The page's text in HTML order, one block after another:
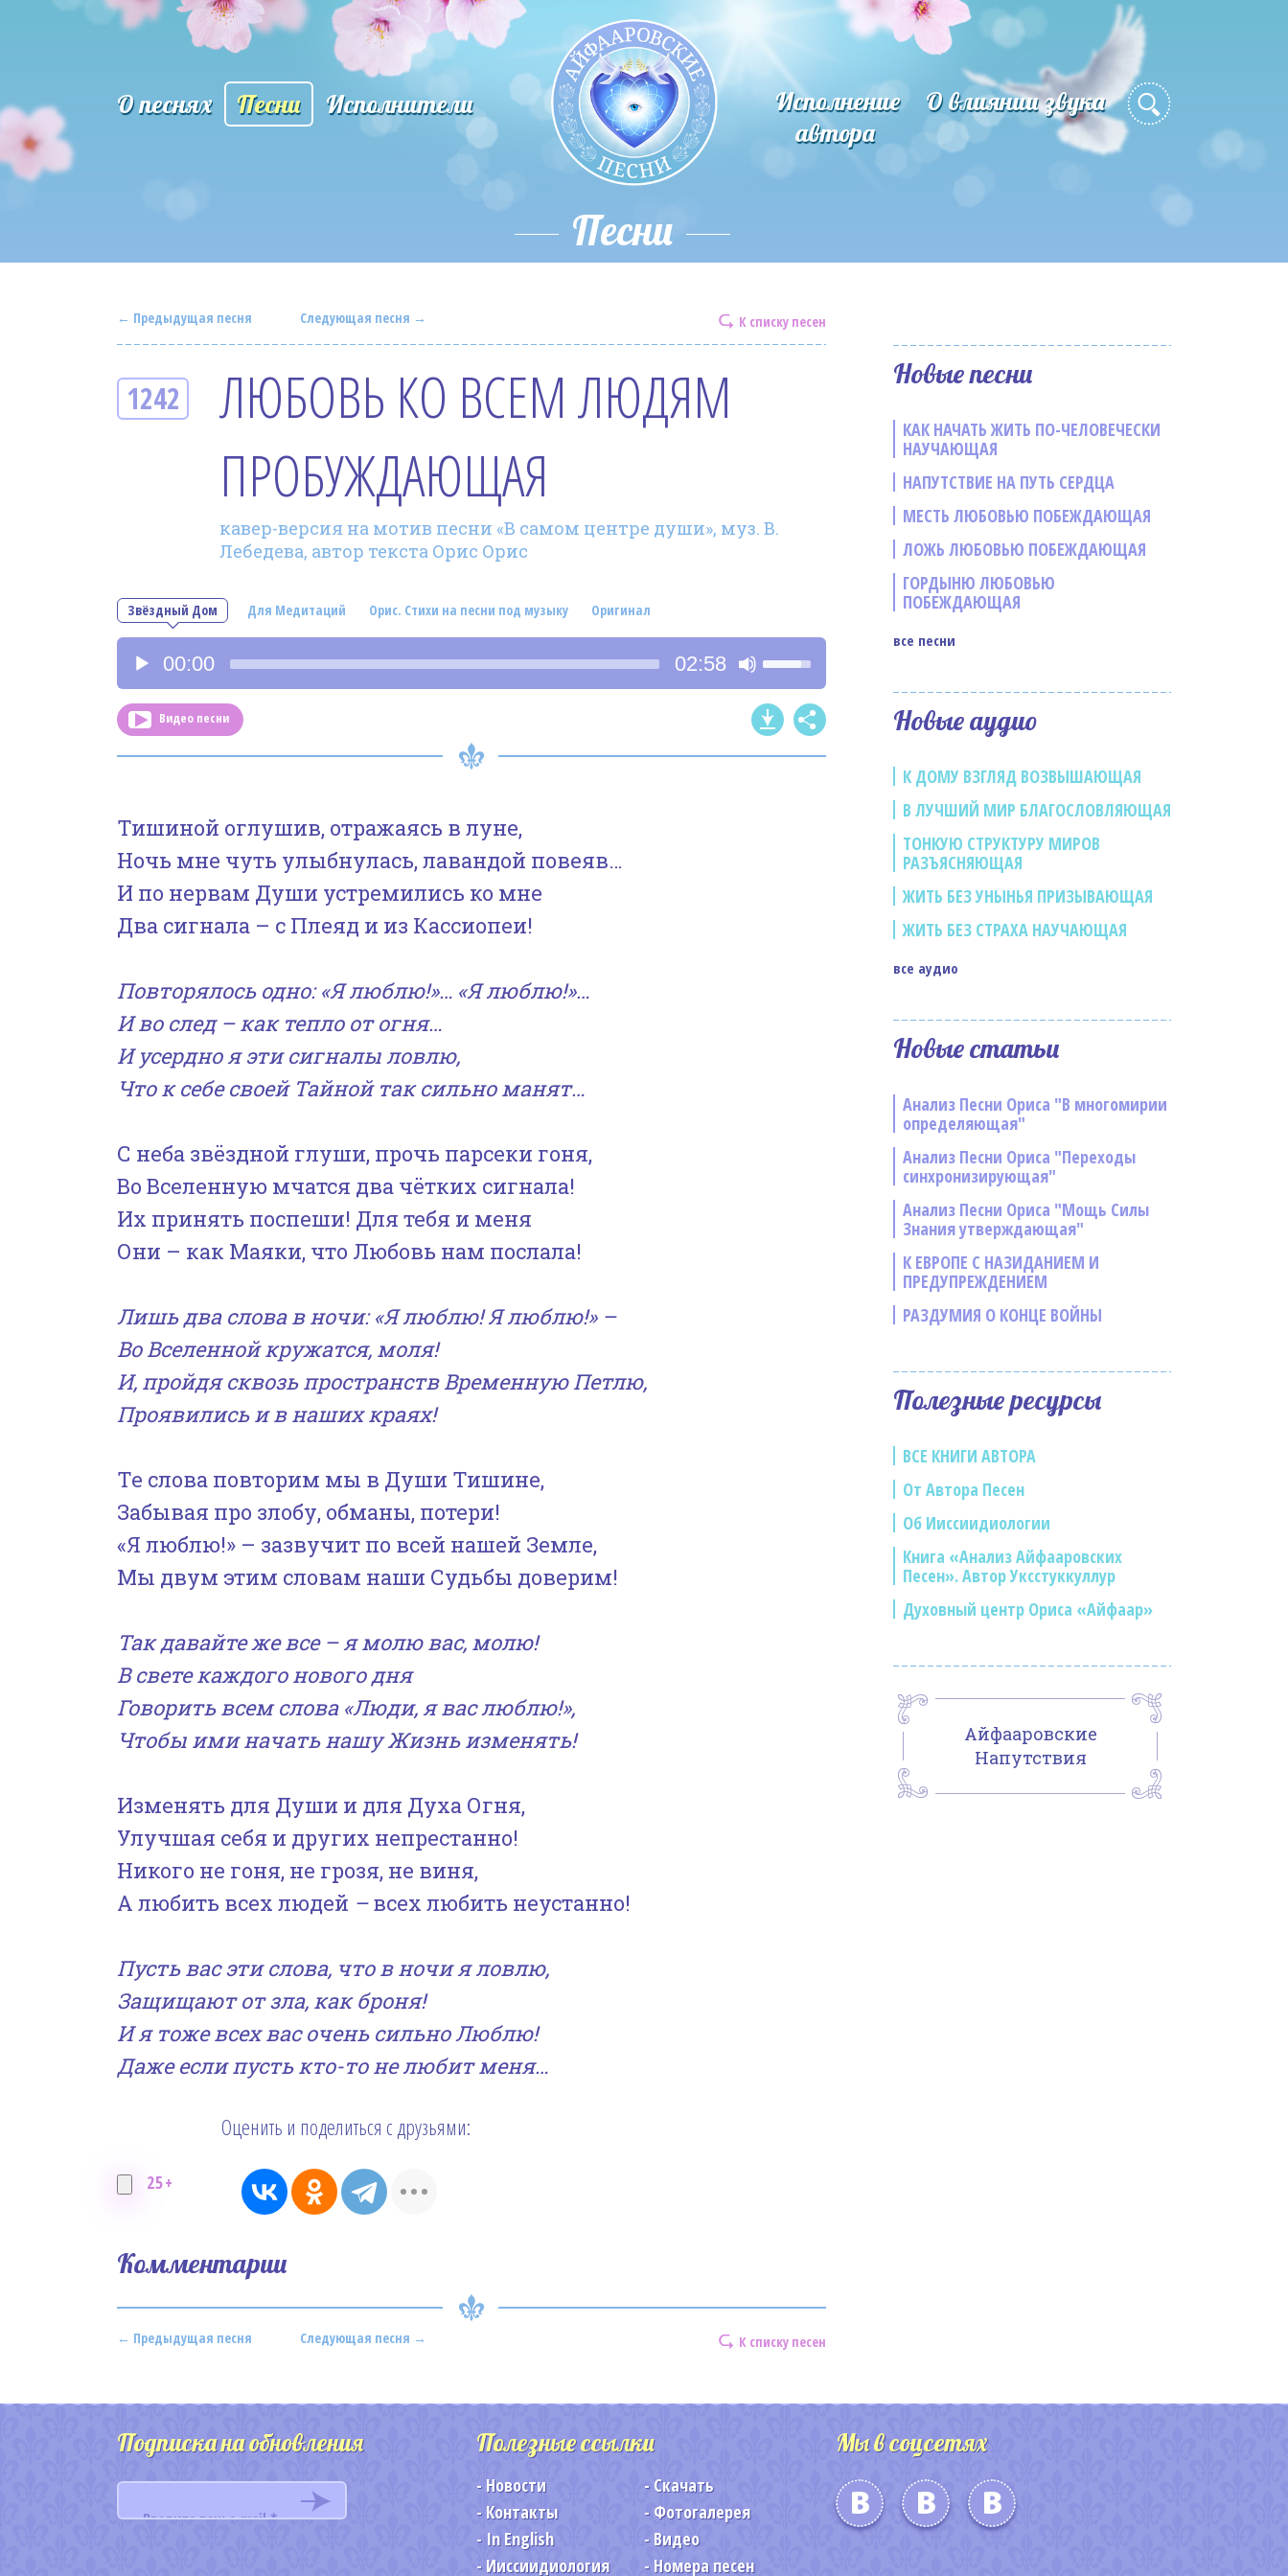
О песнях Песни Исполнители
Исполнение
автора
О влиянии звука
Песни
← Предыдущая песня К списку песен
Следующая песня →
1242
ЛЮБОВЬ КО ВСЕМ ЛЮДЯМ
ПРОБУЖДАЮЩАЯ
кавер-версия на мотив песни «В самом центре души», муз. В.
Лебедева, автор текста Орис Орис
Звёздный Дом Для Медитаций Орис. Стихи на песни под музыку Оригинал
Аудиоплеер
00:00 02:58
Используйте
клавиши
со
стрелками
Видео песни
Тишиной оглушив, отражаясь в луне,
Ночь мне чуть улыбнулась, лавандой повеяв…
И по нервам Души устремились ко мне
Два сигнала – с Плеяд и из Кассиопеи!
Повторялось одно: «Я люблю!»… «Я люблю!»…
И во след – как тепло от огня…
И усердно я эти сигналы ловлю,
Что к себе своей Тайной так сильно манят…
С неба звёздной глуши, прочь парсеки гоня,
Во Вселенную мчатся два чётких сигнала!
Их принять поспеши! Для тебя и меня
Они – как Маяки, что Любовь нам послала!
Лишь два слова в ночи: «Я люблю! Я люблю!» –
Во Вселенной кружатся, моля!
И, пройдя сквозь пространств Временную Петлю,
Проявились и в наших краях!
Те слова повторим мы в Души Тишине,
Забывая про злобу, обманы, потери!
«Я люблю!» – зазвучит по всей нашей Земле,
Мы двум этим словам наши Судьбы доверим!
Так давайте же все – я молю вас, молю!
В свете каждого нового дня
Говорить всем слова «Люди, я вас люблю!»,
Чтобы ими начать нашу Жизнь изменять!
Изменять для Души и для Духа Огня,
Улучшая себя и других непрестанно!
Никого не гоня, не грозя, не виня,
А любить всех людей –всех любить неустанно!
Пусть вас эти слова, что в ночи я ловлю,
Защищают от зла, как броня!
И я тоже всех вас очень сильно Люблю!
Даже если пусть кто-то не любит меня…
25+
Оценить и поделиться с друзьями:
Комментарии
← Предыдущая песня К списку песен
Следующая песня →
Новые песни
КАК НАЧАТЬ ЖИТЬ ПО-ЧЕЛОВЕЧЕСКИ
НАУЧАЮЩАЯ
НАПУТСТВИЕ НА ПУТЬ СЕРДЦА
МЕСТЬ ЛЮБОВЬЮ ПОБЕЖДАЮЩАЯ
ЛОЖЬ ЛЮБОВЬЮ ПОБЕЖДАЮЩАЯ
ГОРДЫНЮ ЛЮБОВЬЮ
ПОБЕЖДАЮЩАЯ
все песни
Новые аудио
К ДОМУ ВЗГЛЯД ВОЗВЫШАЮЩАЯ
В ЛУЧШИЙ МИР БЛАГОСЛОВЛЯЮЩАЯ
ТОНКУЮ СТРУКТУРУ МИРОВ
РАЗЪЯСНЯЮЩАЯ
ЖИТЬ БЕЗ УНЫНЬЯ ПРИЗЫВАЮЩАЯ
ЖИТЬ БЕЗ СТРАХА НАУЧАЮЩАЯ
все аудио
Новые статьи
Анализ Песни Ориса "В многомирии
определяющая"
Анализ Песни Ориса "Переходы
синхронизирующая"
Анализ Песни Ориса "Мощь Силы
Знания утверждающая"
К ЕВРОПЕ С НАЗИДАНИЕМ И
ПРЕДУПРЕЖДЕНИЕМ
РАЗДУМИЯ О КОНЦЕ ВОЙНЫ
Полезные ресурсы
ВСЕ КНИГИ АВТОРА
От Автора Песен
Об Ииссиидиологии
Книга «Анализ Айфааровских
Песен». Автор Уксстуккуллур
Духовный центр Ориса «Айфаар»
Айфааровские
Напутствия
Полезные ссылки
Новости
Скачать
Контакты
Фотогалерея
In English
Видео
Ииссиидиология
Номера песен
Мы в соцсетях
Подписка на обновления